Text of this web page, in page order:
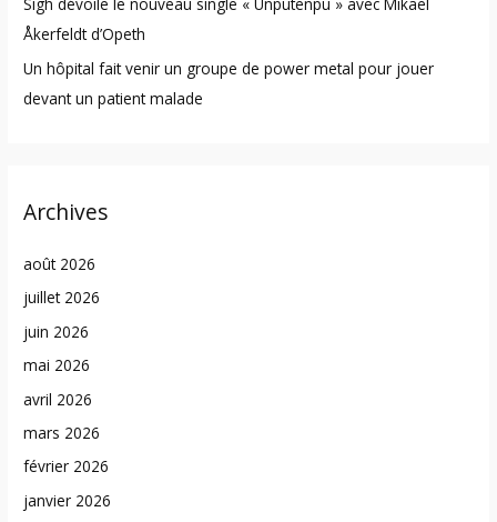
Åkerfeldt d’Opeth
Un hôpital fait venir un groupe de power metal pour jouer
devant un patient malade
Archives
août 2026
juillet 2026
juin 2026
mai 2026
avril 2026
mars 2026
février 2026
janvier 2026